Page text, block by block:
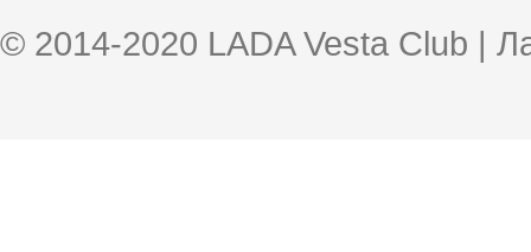
© 2014-2020 LADA Vesta Club |